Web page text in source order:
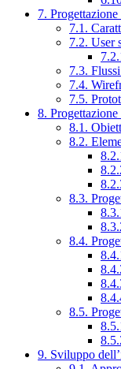
7.
7.1.
7.2. User
7.3.
7.4.
7.5.
8.
8.1.
8.2.
8.3.
8.4.
8.5.
9. Sviluppo